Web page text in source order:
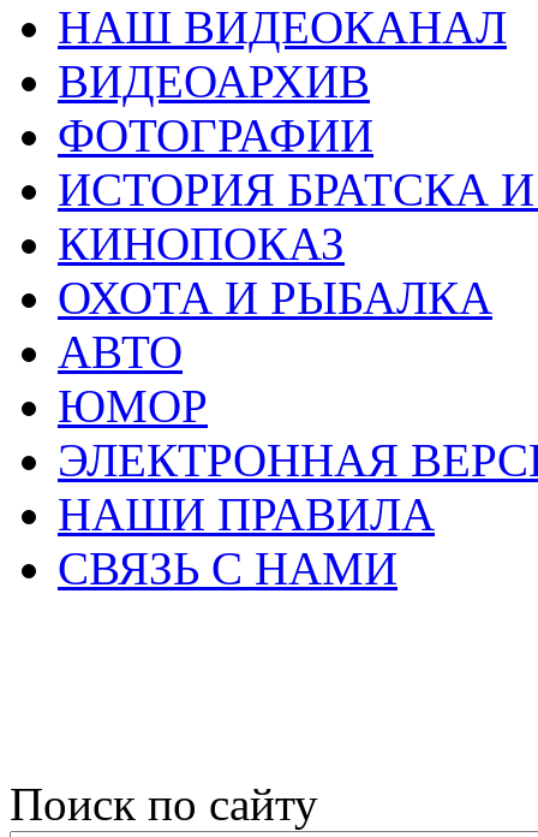
НАШ ВИДЕОКАНАЛ
ВИДЕОАРХИВ
ФОТОГРАФИИ
ИСТОРИЯ БРАТСКА
КИНОПОКАЗ
ОХОТА И РЫБАЛКА
АВТО
ЮМОР
ЭЛЕКТРОННАЯ
НАШИ ПРАВИЛА
СВЯЗЬ С НАМИ
Поиск по сайту